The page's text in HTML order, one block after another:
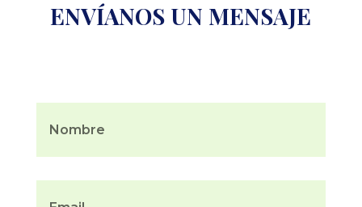
ENVÍANOS UN MENSAJE